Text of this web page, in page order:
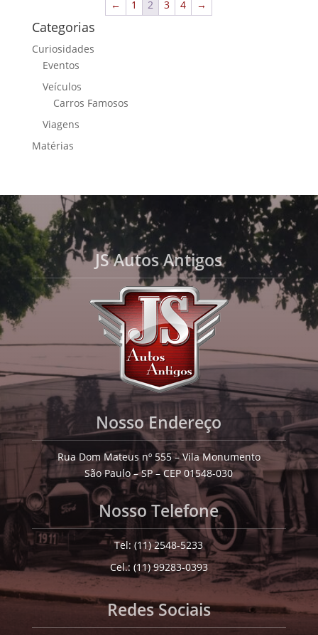
← 1 2 3 4 →
Categorias
Curiosidades
Eventos
Veículos
Carros Famosos
Viagens
Matérias
JS Autos Antigos
Nosso Endereço
Rua Dom Mateus nº 555 – Vila Monumento
São Paulo – SP – CEP 01548-030
Nosso Telefone
Tel: (11) 2548-5233
Cel.: (11) 99283-0393
Redes Sociais